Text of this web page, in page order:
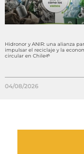
Hidronor y ANIR: una alianza
impulsar el reciclaje y la
circular en Chile🌱
04/08/2026